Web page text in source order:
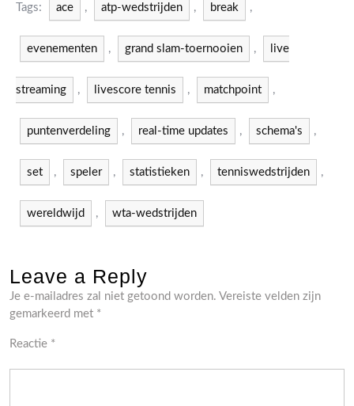
Tags: ace , atp-wedstrijden , break ,
evenementen , grand slam-toernooien , live
streaming , livescore tennis , matchpoint ,
puntenverdeling , real-time updates , schema's ,
set , speler , statistieken , tenniswedstrijden ,
wereldwijd , wta-wedstrijden
Leave a Reply
Je e-mailadres zal niet getoond worden. Vereiste velden zijn
gemarkeerd met *
Reactie *